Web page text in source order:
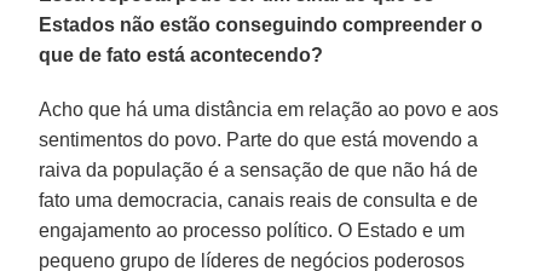
Estados não estão conseguindo compreender o
que de fato está acontecendo?
Acho que há uma distância em relação ao povo e aos
sentimentos do povo. Parte do que está movendo a
raiva da população é a sensação de que não há de
fato uma democracia, canais reais de consulta e de
engajamento ao processo político. O Estado e um
pequeno grupo de líderes de negócios poderosos